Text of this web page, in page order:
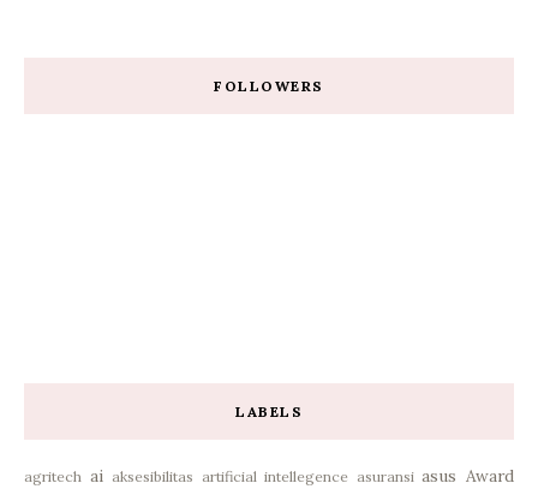
FOLLOWERS
LABELS
agritech ai aksesibilitas artificial intellegence asuransi asus Award